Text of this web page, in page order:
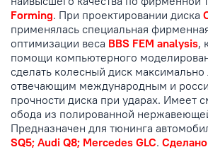
Forming. При проектировании диска
применялась специальная
оптимизации веса BBS FEM analysis,
помощи компьютерного
сделать колесный диск
отвечающим международным и
прочности диска при ударах. Имеет
обода из полированной
Предназначен для тюнинга
SQ5; Audi Q8; Mercedes GLC.